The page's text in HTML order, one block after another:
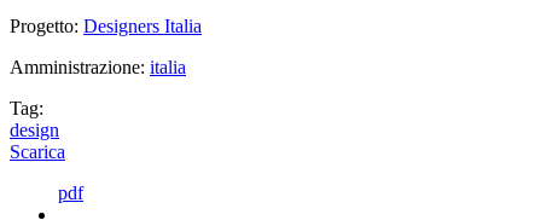
Progetto: Designers Italia
Amministrazione: italia
Tag:
design
Scarica
pdf